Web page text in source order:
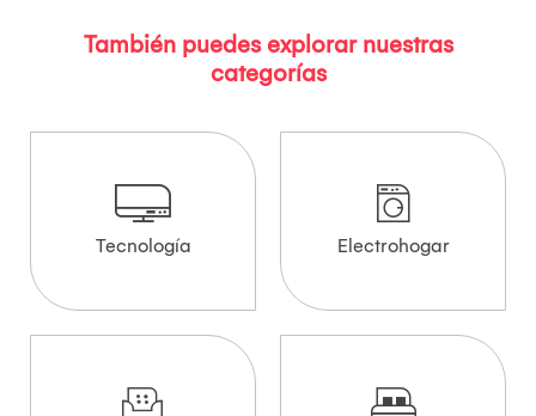
También puedes explorar nuestras
categorías
Tecnología Electrohogar